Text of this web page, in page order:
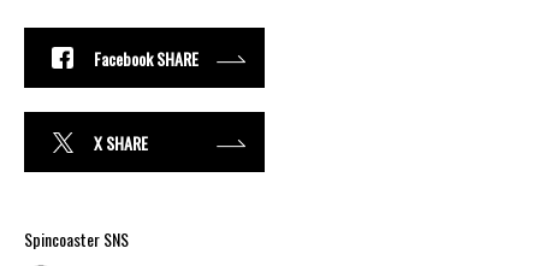
Facebook SHARE
X SHARE
Spincoaster SNS